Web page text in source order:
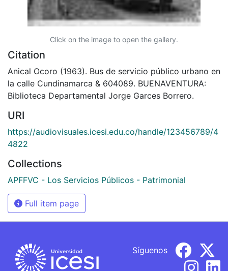
Click on the image to open the gallery.
Citation
Anical Ocoro (1963). Bus de servicio público urbano en
la calle Cundinamarca & 604089. BUENAVENTURA:
Biblioteca Departamental Jorge Garces Borrero.
URI
https://audiovisuales.icesi.edu.co/handle/123456789/4
4822
Collections
APFFVC - Los Servicios Públicos - Patrimonial
Full item page
Síguenos